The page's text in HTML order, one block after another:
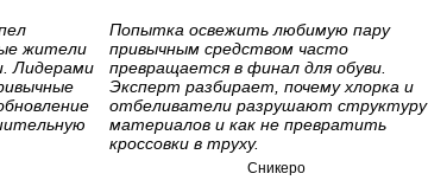
жители
Лидерами
Попытка освежить любимую пару
привычным средством часто
превращается в финал для обуви.
Эксперт разбирает, почему хлорка и
отбеливатели разрушают структуру
материалов и как не превратить
кроссовки в труху.
Сникеро